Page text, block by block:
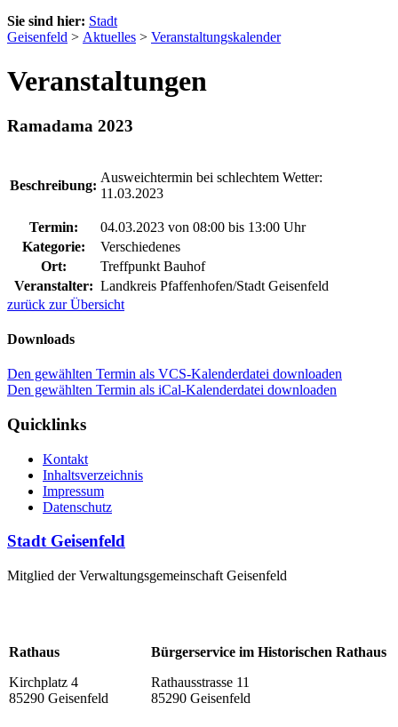
Sie sind hier: Stadt
Geisenfeld > Aktuelles > Veranstaltungskalender
Veranstaltungen
Ramadama 2023
Beschreibung:
Ausweichtermin bei schlechtem Wetter:
11.03.2023
Termin: 04.03.2023 von 08:00 bis 13:00 Uhr
Kategorie:
Verschiedenes
Ort:
Treffpunkt Bauhof
Veranstalter: Landkreis Pfaffenhofen/Stadt Geisenfeld
zurück zur Übersicht
Downloads
Den gewählten Termin als VCS-Kalenderdatei downloaden
Den gewählten Termin als iCal-Kalenderdatei downloaden
Quicklinks
Kontakt
Inhaltsverzeichnis
Impressum
Datenschutz
Stadt Geisenfeld
Mitglied der Verwaltungsgemeinschaft Geisenfeld
Rathaus
Kirchplatz 4
85290 Geisenfeld
Bürgerservice im Historischen Rathaus
Rathausstrasse 11
85290 Geisenfeld